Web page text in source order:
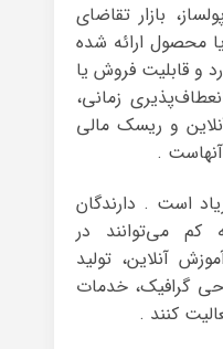
بازار تقاضای
محصول ارائه شده
و قابلیت فروش یا
زمانی،
و ریسک مالی
.
است . دارندگان
کم می‌توانند در
آنلاین، تولید
گرافیک، خدمات
کنند .